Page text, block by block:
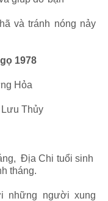
và tránh nóng nảy
1978
Hỏa
Thủy
Địa Chi tuổi sinh
tháng.
những người xung